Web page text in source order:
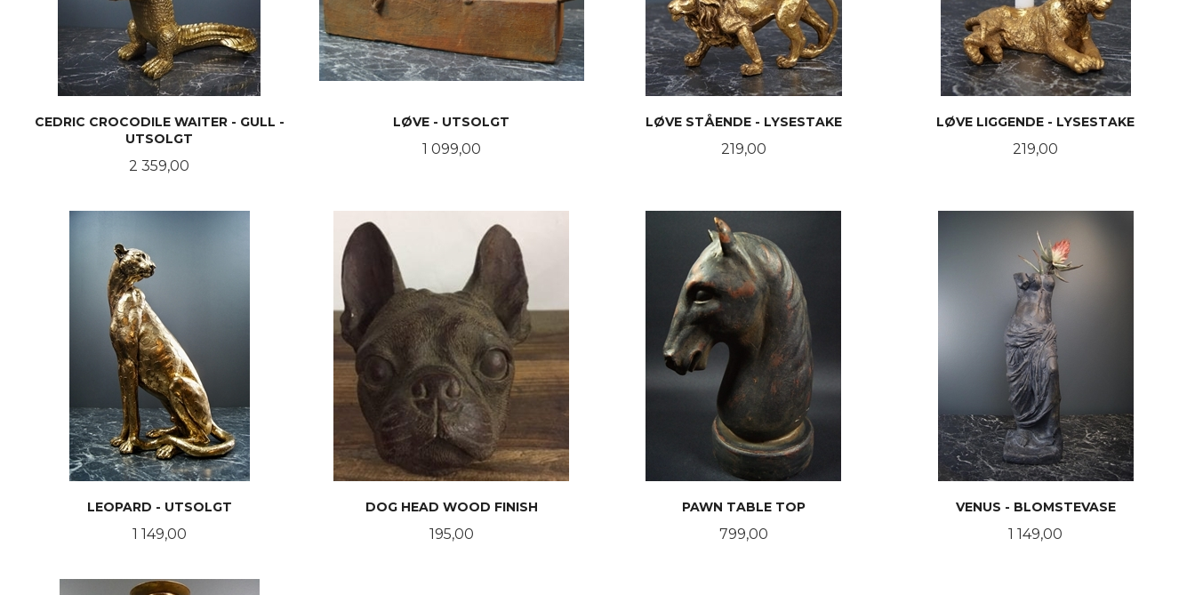
CEDRIC CROCODILE WAITER - GULL -
UTSOLGT
Pris
2 359,00
LES MER
LØVE - UTSOLGT
Pris
1 099,00
LES MER
LØVE STÅENDE - LYSESTAKE
Pris
219,00
KJØP
LØVE LIGGENDE - LYSESTAKE
Pris
219,00
KJØP
LEOPARD - UTSOLGT
Pris
1 149,00
LES MER
DOG HEAD WOOD FINISH
Pris
195,00
PAWN TABLE TOP
Pris
799,00
VENUS - BLOMSTEVASE
Pris
1 149,00